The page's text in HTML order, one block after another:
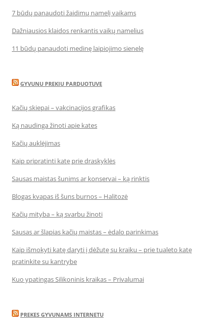
7 būdų panaudoti žaidimų namelį vaikams
Dažniausios klaidos renkantis vaikų namelius
11 būdų panaudoti medinę laipiojimo sienelę
GYVUNU PREKIU PARDUOTUVE
Kačių skiepai – vakcinacijos grafikas
Ką naudinga žinoti apie kates
Kačių auklėjimas
Kaip pripratinti katę prie draskyklės
Sausas maistas šunims ar konservai – ką rinktis
Blogas kvapas iš šuns burnos – Halitozė
Kačių mityba – ką svarbu žinoti
Sausas ar šlapias kačių maistas – ėdalo parinkimas
Kaip išmokyti katę daryti į dėžutę su kraiku – prie tualeto katę
pratinkite su kantrybe
Kuo ypatingas Silikoninis kraikas – Privalumai
PREKES GYVUNAMS INTERNETU